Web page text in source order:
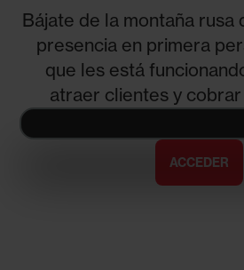
Bájate de la montaña rusa
presencia en primera
que les está
atraer clientes y cobrar
ACCEDER